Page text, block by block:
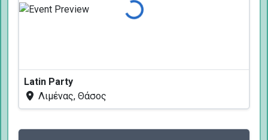
Φόρτωση...
Latin Party
Λιμένας, Θάσος